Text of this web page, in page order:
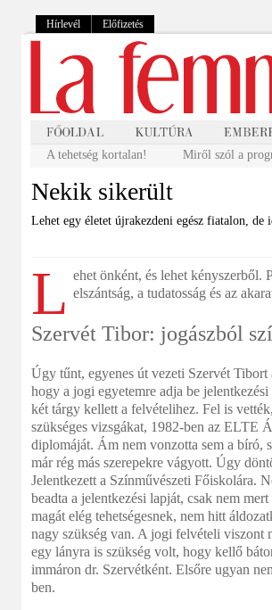
Hírlevél Előfizetés
A tehetség kortalan! Miről szól a
Nekik sikerült
Lehet egy életet újrakezdeni egész fiatalon, de
L ehet önként, és lehet kényszerből.
elszántság, a tudatosság és az
Szervét Tibor: jogászból
Úgy tűnt, egyenes út vezeti Szervét
hogy a jogi egyetemre adja be
két tárgy kellett a felvételihez. Fel is
szükséges vizsgákat, 1982-ben az ELTE
diplomáját. Ám nem vonzotta sem a bíró,
már rég más szerepekre vágyott. Úgy
Jelentkezett a Színművészeti Főiskolára.
beadta a jelentkezési lapját, csak nem
magát elég tehetségesnek, nem hitt
nagy szükség van. A jogi felvételi viszont
egy lányra is szükség volt, hogy kellő
immáron dr. Szervétként. Elsőre ugyan
ben.